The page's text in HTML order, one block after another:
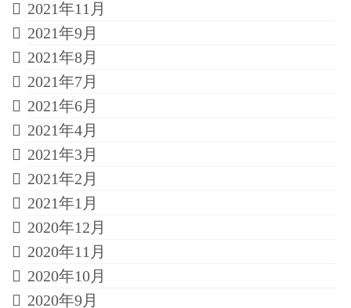
2021年11月
2021年9月
2021年8月
2021年7月
2021年6月
2021年4月
2021年3月
2021年2月
2021年1月
2020年12月
2020年11月
2020年10月
2020年9月